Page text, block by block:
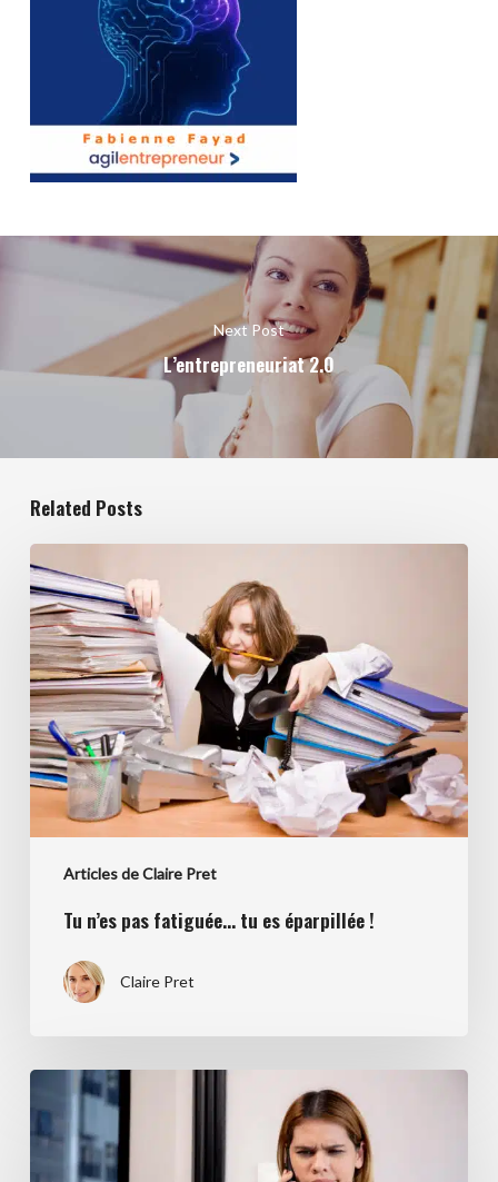
Next Post
L’entrepreneuriat 2.0
Related Posts
Articles de Claire Pret
n’es
pas
fatiguée…
tu
es
éparpillée
!
Tu n’es pas fatiguée… tu es éparpillée !
Claire Pret
client
silencieux